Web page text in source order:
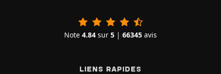
Note 4.84 sur 5 | 66345 avis
LIENS RAPIDES